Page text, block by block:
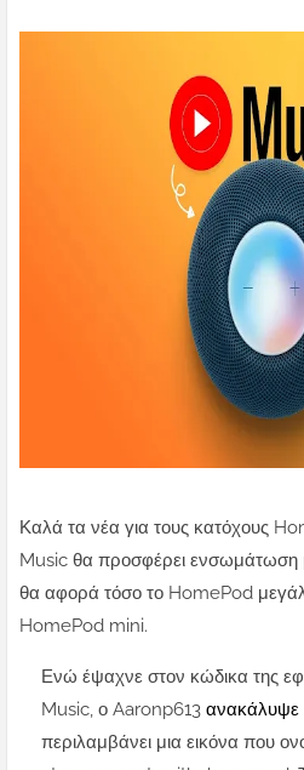
Καλά τα νέα για τους κατόχους
Music θα προσφέρει ενσωμάτωση
θα αφορά τόσο το HomePod
HomePod mini.
Ενώ έψαχνε στον κώδικα της
Music, ο Aaronp613 ανακάλυψε
περιλαμβάνει μια εικόνα που